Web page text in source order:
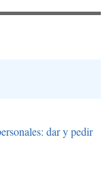
dar y pedir